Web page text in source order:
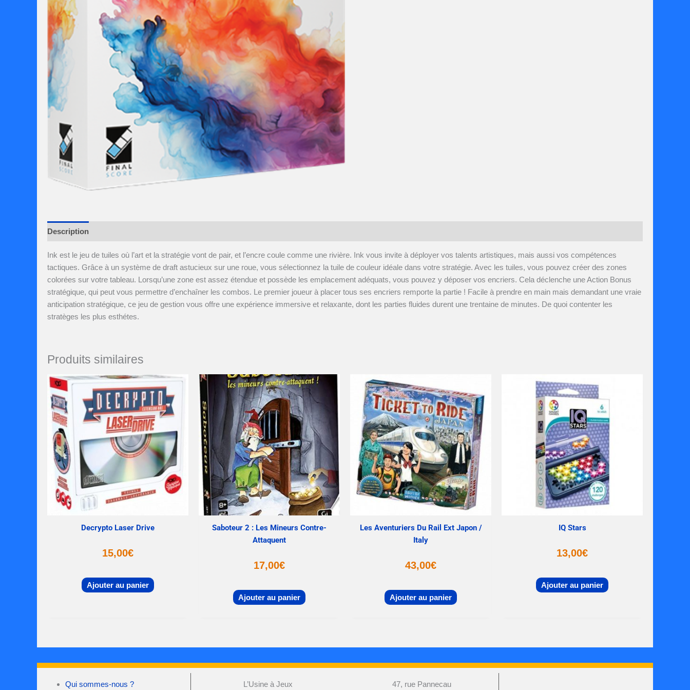
Description
Ink est le jeu de tuiles où l’art et la stratégie vont de pair, et l’encre coule comme une rivière. Ink vous invite à déployer vos talents artistiques, mais aussi vos compétences
tactiques. Grâce à un système de draft astucieux sur une roue, vous sélectionnez la tuile de couleur idéale dans votre stratégie. Avec les tuiles, vous pouvez créer des zones
colorées sur votre tableau. Lorsqu’une zone est assez étendue et possède les emplacement adéquats, vous pouvez y déposer vos encriers. Cela déclenche une Action Bonus
stratégique, qui peut vous permettre d’enchaîner les combos. Le premier joueur à placer tous ses encriers remporte la partie ! Facile à prendre en main mais demandant une vraie
anticipation stratégique, ce jeu de gestion vous offre une expérience immersive et relaxante, dont les parties fluides durent une trentaine de minutes. De quoi contenter les
stratèges les plus esthétes.
Produits similaires
Decrypto Laser Drive
15,00€
Ajouter au panier
Saboteur 2 : Les Mineurs Contre-
Attaquent
17,00€
Ajouter au panier
Les Aventuriers Du Rail Ext Japon /
Italy
43,00€
Ajouter au panier
IQ Stars
13,00€
Ajouter au panier
Qui sommes-nous ? L’Usine à Jeux 47, rue Pannecau